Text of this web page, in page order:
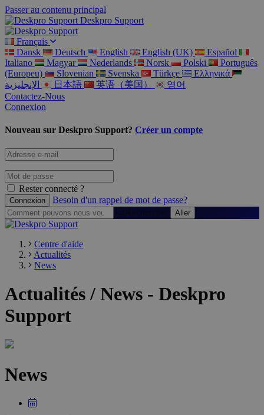
Passer au contenu principal
Deskpro Support
Français
Dansk
Deutsch English English (UK)
Español
Italiano
Magyar Nederlands Norsk Polski
Português
(Europeu)
Slovenian Svenska Türkçe
Ελληνικά
الإنجليزية
日本語 英语（美国）
영어
Contactez-Nous
Connexion
Nouveau sur Deskpro Support? Créer un compte
Rester connecté ?
Besoin d'un rappel de mot de passe?
Rechercher
Centre d'aide
Actualités
News
Actualités / News - Deskpro
Support
News